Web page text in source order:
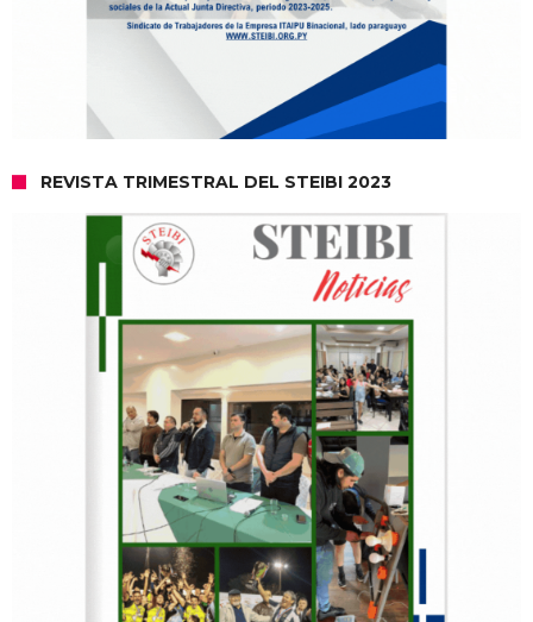
REVISTA TRIMESTRAL DEL STEIBI 2023